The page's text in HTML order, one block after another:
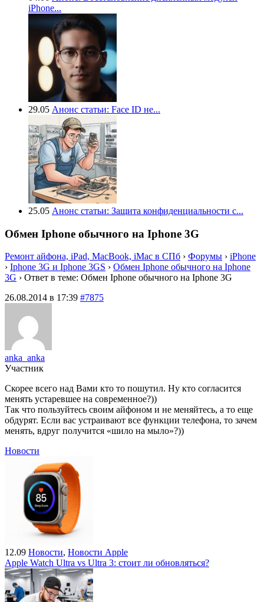
iPhone...
29.05 Анонс статьи: Face ID не...
25.05 Анонс статьи: Защита конфиденциальности с...
Обмен Iphone обычного на Iphone 3G
Ремонт айфона, iPad, MacBook, iMac в СПб › Форумы › iPhone
› Iphone 3G и Iphone 3GS › Обмен Iphone обычного на Iphone
3G › Ответ в теме: Обмен Iphone обычного на Iphone 3G
26.08.2014 в 17:39 #7875
anka_anka
Участник
Скорее всего над Вами кто то пошутил. Ну кто согласится
менять устаревшее на современное?))
Так что пользуйтесь своим айфоном и не меняйтесь, а то еще
обдурят. Если вас устраивают все функции телефона, то зачем
менять, вдруг получится «шило на мыло»?))
Новости
12.09 Новости, Новости Apple
Apple Watch Ultra vs Ultra 3: стоит ли обновляться?